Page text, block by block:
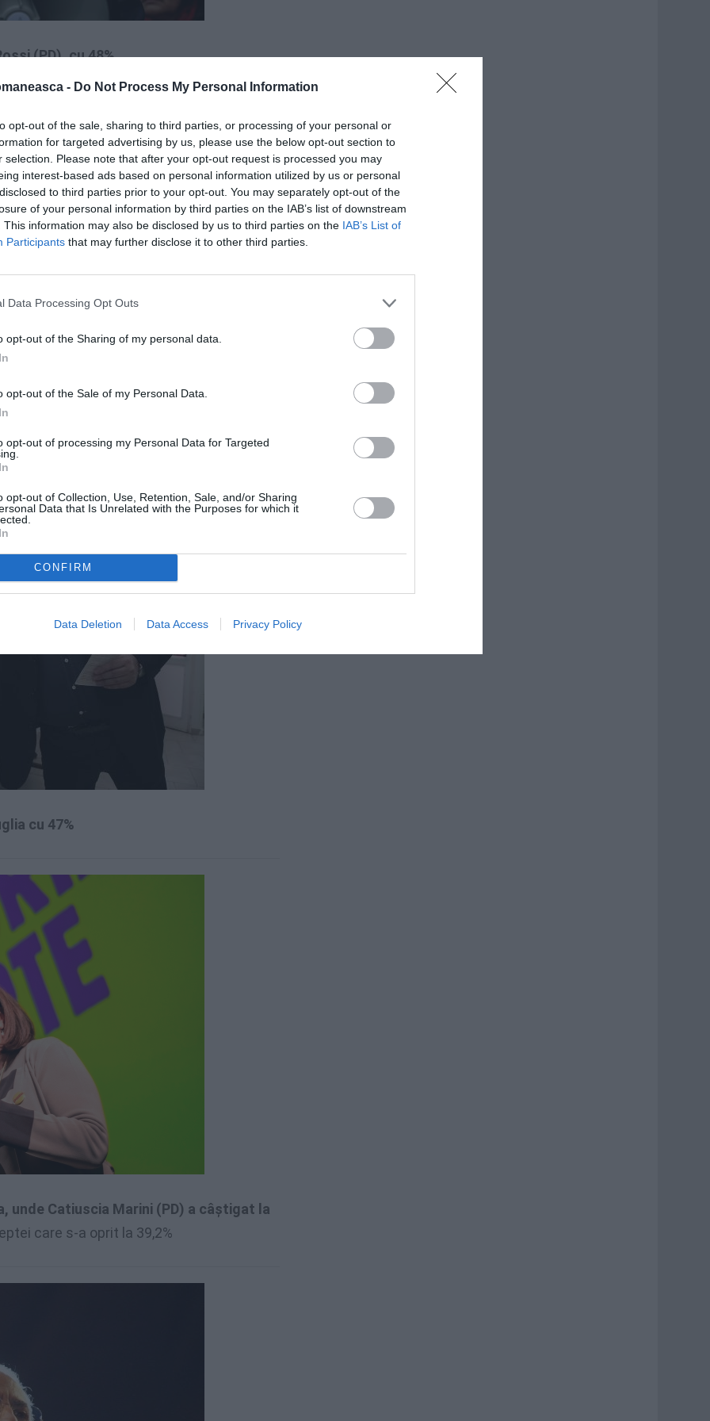
- Do Not Process My Personal Information
opt-out of the sale, sharing to third parties, or processing of your personal or
for targeted advertising by us, please use the below opt-out section to
selection. Please note that after your opt-out request is processed you may
interest-based ads based on personal information utilized by us or personal
to third parties prior to your opt-out. You may separately opt-out of the
of your personal information by third parties on the IAB’s list of downstream
This information may also be disclosed by us to third parties on the IAB’s List of
Participants that may further disclose it to other third parties.
Data Processing Opt Outs
opt-out of the Sharing of my personal data.
opt-out of the Sale of my Personal Data.
opt-out of processing my Personal Data for Targeted
opt-out of Collection, Use, Retention, Sale, and/or Sharing
Data that Is Unrelated with the Purposes for which it
CONFIRM
Data Deletion Data Access Privacy Policy
(PD), cu 48%
Ceriscioli a obținut în Marche 41%
cu 47%
unde Catiuscia Marini (PD) a câștigat la
care s-a oprit la 39,2%